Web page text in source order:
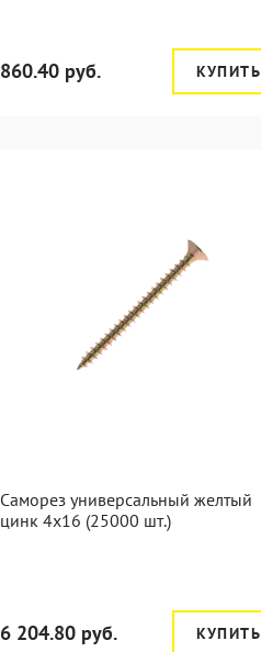
860.40 руб. КУПИТЬ
Саморез универсальный желтый
цинк 4x16 (25000 шт.)
6 204.80 руб. КУПИТЬ